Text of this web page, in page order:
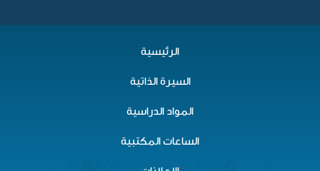
المواد الدراسية
الساعات المكتبية